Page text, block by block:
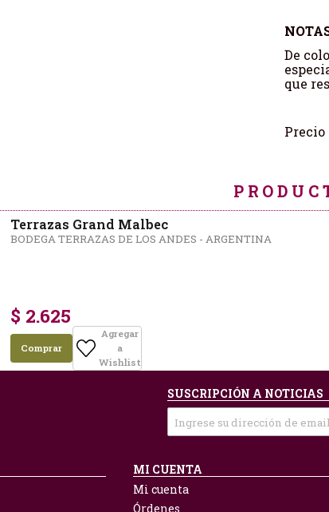
De
que
Precio
Terrazas Grand Malbec
BODEGA TERRAZAS DE LOS ANDES - ARGENTINA
$ 2.625
Comprar
Agregar
a
Wishlist
SUSCRIPCIÓN A NOTICIAS
MI CUENTA
Mi cuenta
Órdenes